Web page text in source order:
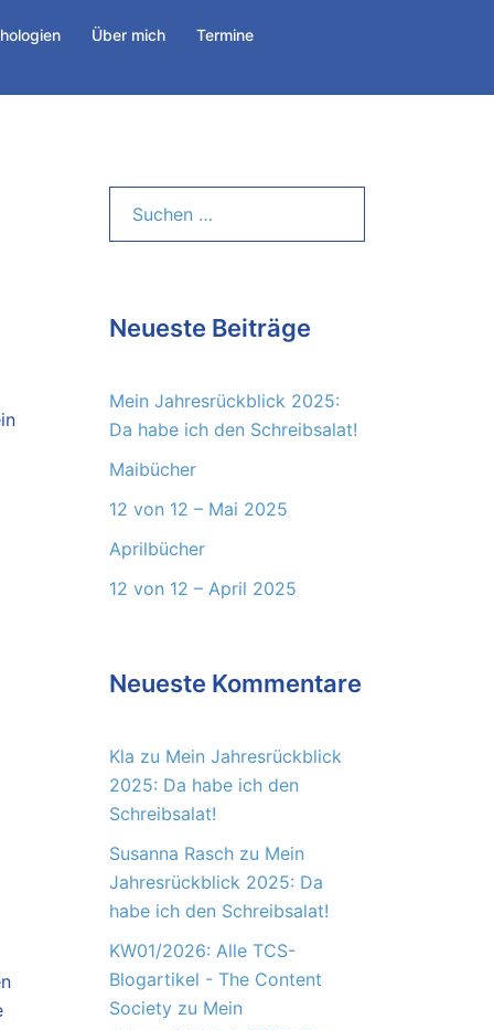
Über mich
Termine
nach:
Neueste Beiträge
Mein Jahresrückblick 2025:
Da habe ich den Schreibsalat!
Maibücher
12 von 12 – Mai 2025
Aprilbücher
12 von 12 – April 2025
Neueste Kommentare
Kla zu Mein Jahresrückblick
2025: Da habe ich den
Schreibsalat!
Susanna Raschzu Mein
Jahresrückblick 2025: Da
habe ich den Schreibsalat!
KW01/2026: Alle TCS-
Blogartikel - The Content
Societyzu Mein